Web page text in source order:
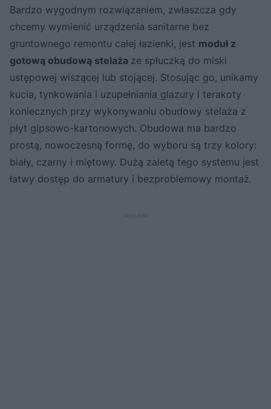
Bardzo wygodnym rozwiązaniem, zwłaszcza gdy
chcemy wymienić urządzenia sanitarne bez
gruntownego remontu całej łazienki, jest moduł z
gotową obudową stelaża ze spłuczką do miski
ustępowej wiszącej lub stojącej. Stosując go, unikamy
kucia, tynkowania i uzupełniania glazury i terakoty
koniecznych przy wykonywaniu obudowy stelaża z
płyt gipsowo-kartonowych. Obudowa ma bardzo
prostą, nowoczesną formę, do wyboru są trzy kolory:
biały, czarny i miętowy. Dużą zaletą tego systemu jest
łatwy dostęp do armatury i bezproblemowy montaż.